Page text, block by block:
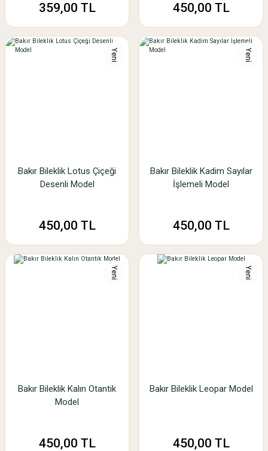
359,00 TL 450,00 TL
Yeni
Bakır Bileklik Lotus Çiçeği
Desenli Model
450,00 TL
Yeni
Bakır Bileklik Kadim Sayılar
İşlemeli Model
450,00 TL
Yeni
Bakır Bileklik Kalın Otantik
Model
450,00 TL
Yeni
Bakır Bileklik Leopar Model
450,00 TL